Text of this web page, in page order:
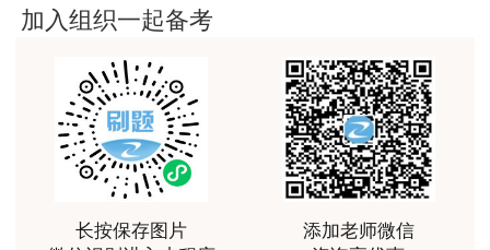
用户m7****66
好好 好 好 好真好
用户Fa****56
认真听完，自己理解，老师确实讲的很好
用户xj****ra
课程课件设计完美，授课老师讲解通俗易懂
加入组织一起备考
长按保存图片
添加老师微信